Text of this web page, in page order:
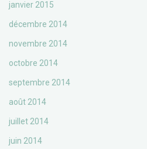
janvier 2015
décembre 2014
novembre 2014
octobre 2014
septembre 2014
août 2014
juillet 2014
juin 2014